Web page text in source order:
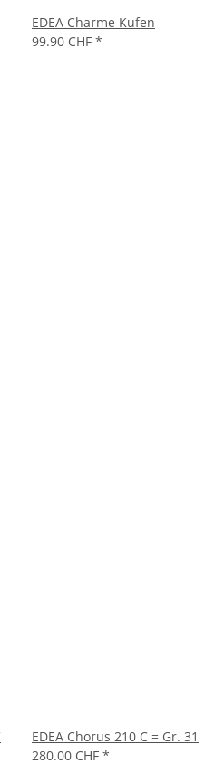
EDEA Charme Kufen
99.90 CHF *
EDEA Chorus 210 C = Gr. 31
280.00 CHF *